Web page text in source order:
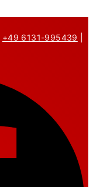
+49 6131-995439